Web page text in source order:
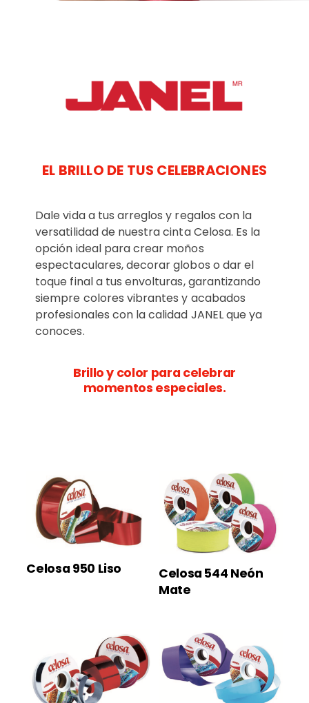
EL BRILLO DE TUS CELEBRACIONES
Dale vida a tus arreglos y regalos con la
versatilidad de nuestra cinta Celosa. Es la
opción ideal para crear moños
espectaculares, decorar globos o dar el
toque final a tus envolturas, garantizando
siempre colores vibrantes y acabados
profesionales con la calidad JANEL que ya
conoces.
Brillo y color para celebrar
momentos especiales.
Celosa 950 Liso
Celosa 544 Neón
Mate